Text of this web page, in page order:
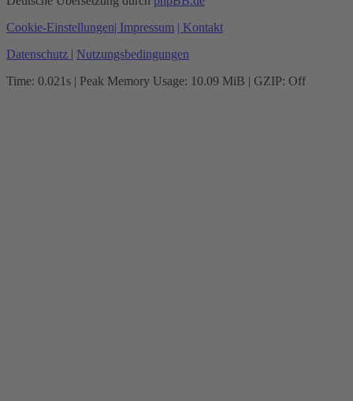
Cookie-Einstellungen| Impressum | Kontakt
Datenschutz | Nutzungsbedingungen
Time: 0.021s | Peak Memory Usage: 10.09 MiB | GZIP: Off